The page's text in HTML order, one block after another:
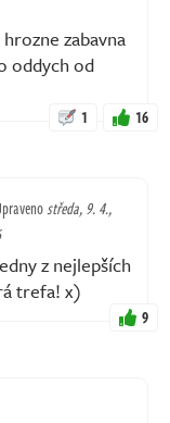
zabavna
oddych od
1 16
středa, 9. 4.,
z nejlepších
trefa! x)
9